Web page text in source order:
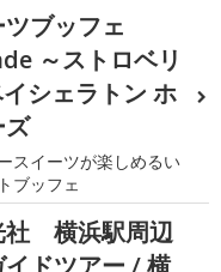
ブッフェ
～ストロベリ
シェラトン ホ
ズ
スイーツが楽しめるい
ブッフェ
社 横浜駅周辺
ドツアー / 横